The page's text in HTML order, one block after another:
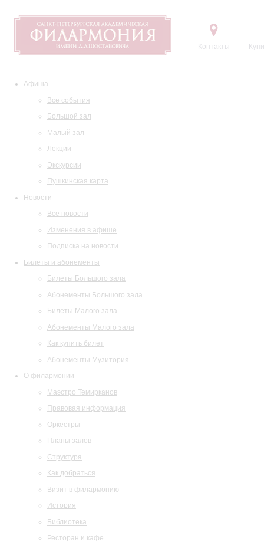
Контакты
Афиша
Все события
Большой зал
Малый зал
Лекции
Экскурсии
Пушкинская карта
Новости
Все новости
Изменения в афише
Подписка на новости
Билеты и абонементы
Билеты Большого зала
Абонементы Большого зала
Билеты Малого зала
Абонементы Малого зала
Как купить билет
Абонементы Музитория
О филармонии
Маэстро Темирканов
Правовая информация
Оркестры
Планы залов
Структура
Как добраться
Визит в филармонию
История
Библиотека
Ресторан и кафе